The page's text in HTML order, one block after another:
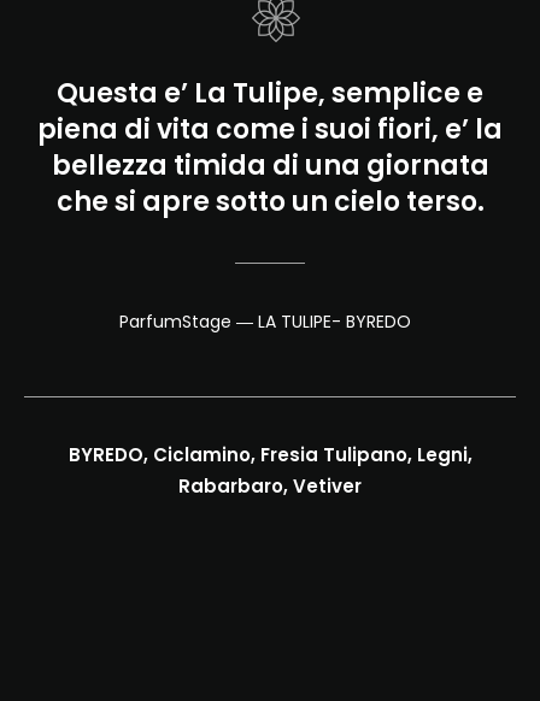
Questa e’ La Tulipe, semplice e
piena di vita come i suoi fiori, e’ la
bellezza timida di una giornata
che si apre sotto un cielo terso.
ParfumStage ― LA TULIPE- BYREDO
BYREDO, Ciclamino, Fresia Tulipano, Legni,
Rabarbaro, Vetiver